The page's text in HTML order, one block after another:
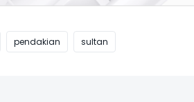
pendakian sultan